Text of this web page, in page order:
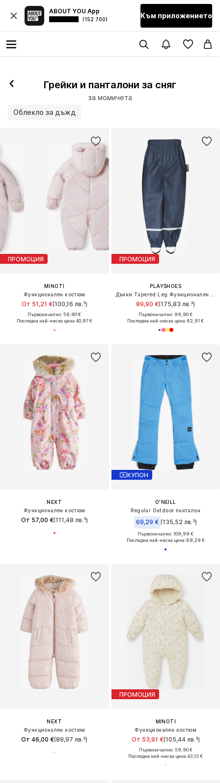
ABOUT YOU App
(152 700) Към приложението
Грейки и панталони за сняг
за момичета
Облекло за дъжд
ПРОМОЦИЯ
MINOTI
Функционален костюм
От 51,21 €(100,16 лв.³)
Първоначално: 56,90 €
Последна най-ниска цена:40,97 €
ПРОМОЦИЯ
PLAYSHOES
89,90 €(175,83 лв.³)
Първоначално: 99,90 €
Последна най-ниска цена:62,91 €
NEXT
Функционален костюм
От 57,00 €(111,48 лв.³)
КУПОН
O'NEILL
Regular Outdoor панталон
69,29 € (135,52 лв.³)
Първоначално: 109,99 €
Последна най-ниска цена:69,29 €
NEXT
Функционален костюм
От 46,00 €(89,97 лв.³)
ПРОМОЦИЯ
MINOTI
Функционален костюм
От 53,91 €(105,44 лв.³)
Първоначално: 59,90 €
Последна най-ниска цена:43,13 €